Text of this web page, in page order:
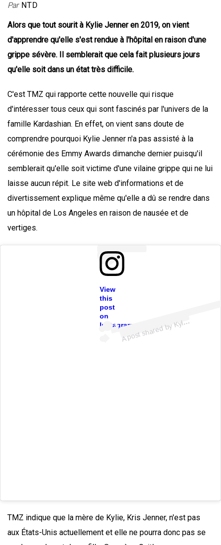
Par NTD
Alors que tout sourit à Kylie Jenner en 2019, on vient
d'apprendre qu'elle s'est rendue à l'hôpital en raison d'une
grippe sévère. Il semblerait que cela fait plusieurs jours
qu'elle soit dans un état très difficile.
C'est TMZ qui rapporte cette nouvelle qui risque
d'intéresser tous ceux qui sont fascinés par l'univers de la
famille Kardashian. En effet, on vient sans doute de
comprendre pourquoi Kylie Jenner n'a pas assisté à la
cérémonie des Emmy Awards dimanche dernier puisqu'il
semblerait qu'elle soit victime d'une vilaine grippe qui ne lui
laisse aucun répit. Le site web d'informations et de
divertissement explique même qu'elle a dû se rendre dans
un hôpital de Los Angeles en raison de nausée et de
vertiges.
View
this
post
on
Instagram
A
Kylie \
8
n
TMZ indique que la mère de Kylie, Kris Jenner, n'est pas
aux États-Unis actuellement et elle ne pourra donc pas se